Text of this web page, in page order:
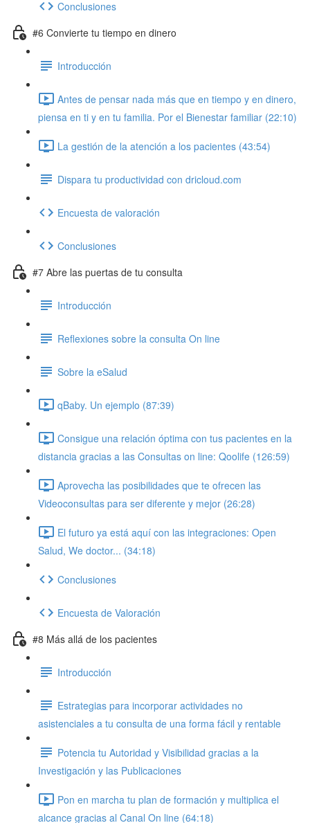
Conclusiones
#6 Convierte tu tiempo en dinero
Introducción
Antes de pensar nada más que en tiempo y en dinero,
piensa en ti y en tu familia. Por el Bienestar familiar (22:10)
La gestión de la atención a los pacientes (43:54)
Dispara tu productividad con dricloud.com
Encuesta de valoración
Conclusiones
#7 Abre las puertas de tu consulta
Introducción
Reflexiones sobre la consulta On line
Sobre la eSalud
qBaby. Un ejemplo (87:39)
Consigue una relación óptima con tus pacientes en la
distancia gracias a las Consultas on line: Qoolife (126:59)
Aprovecha las posibilidades que te ofrecen las
Videoconsultas para ser diferente y mejor (26:28)
El futuro ya está aquí con las integraciones: Open
Salud, We doctor... (34:18)
Conclusiones
Encuesta de Valoración
#8 Más allá de los pacientes
Introducción
Estrategias para incorporar actividades no
asistenciales a tu consulta de una forma fácil y rentable
Potencia tu Autoridad y Visibilidad gracias a la
Investigación y las Publicaciones
Pon en marcha tu plan de formación y multiplica el
alcance gracias al Canal On line (64:18)